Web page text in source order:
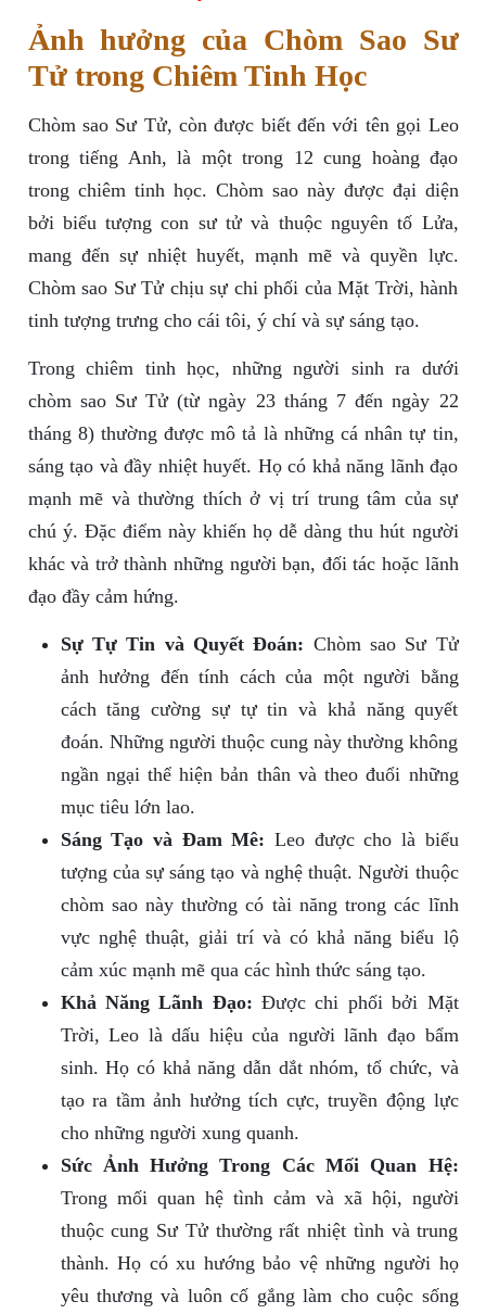
Ảnh hưởng của Chòm Sao Sư
Tử trong Chiêm Tinh Học
Chòm sao Sư Tử, còn được biết đến với tên gọi Leo
trong tiếng Anh, là một trong 12 cung hoàng đạo
trong chiêm tinh học. Chòm sao này được đại diện
bởi biểu tượng con sư tử và thuộc nguyên tố Lửa,
mang đến sự nhiệt huyết, mạnh mẽ và quyền lực.
Chòm sao Sư Tử chịu sự chi phối của Mặt Trời, hành
tinh tượng trưng cho cái tôi, ý chí và sự sáng tạo.
Trong chiêm tinh học, những người sinh ra dưới
chòm sao Sư Tử (từ ngày 23 tháng 7 đến ngày 22
tháng 8) thường được mô tả là những cá nhân tự tin,
sáng tạo và đầy nhiệt huyết. Họ có khả năng lãnh đạo
mạnh mẽ và thường thích ở vị trí trung tâm của sự
chú ý. Đặc điểm này khiến họ dễ dàng thu hút người
khác và trở thành những người bạn, đối tác hoặc lãnh
đạo đầy cảm hứng.
Sự Tự Tin và Quyết Đoán: Chòm sao Sư Tử
ảnh hưởng đến tính cách của một người bằng
cách tăng cường sự tự tin và khả năng quyết
đoán. Những người thuộc cung này thường không
ngần ngại thể hiện bản thân và theo đuổi những
mục tiêu lớn lao.
Sáng Tạo và Đam Mê: Leo được cho là biểu
tượng của sự sáng tạo và nghệ thuật. Người thuộc
chòm sao này thường có tài năng trong các lĩnh
vực nghệ thuật, giải trí và có khả năng biểu lộ
cảm xúc mạnh mẽ qua các hình thức sáng tạo.
Khả Năng Lãnh Đạo: Được chi phối bởi Mặt
Trời, Leo là dấu hiệu của người lãnh đạo bẩm
sinh. Họ có khả năng dẫn dắt nhóm, tổ chức, và
tạo ra tầm ảnh hưởng tích cực, truyền động lực
cho những người xung quanh.
Sức Ảnh Hưởng Trong Các Mối Quan Hệ:
Trong mối quan hệ tình cảm và xã hội, người
thuộc cung Sư Tử thường rất nhiệt tình và trung
thành. Họ có xu hướng bảo vệ những người họ
yêu thương và luôn cố gắng làm cho cuộc sống